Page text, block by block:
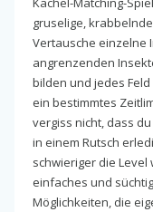
gruselige,
Vertausche einzelne
angrenzenden
bilden und jedes
ein bestimmtes
vergiss nicht, dass
in einem Rutsch
schwieriger die Level
einfaches und
Möglichkeiten, die